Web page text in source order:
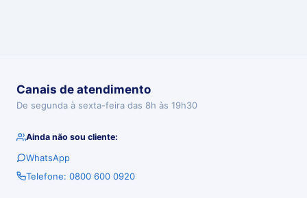
Canais de atendimento
De segunda à sexta-feira das 8h às 19h30
Ainda não sou cliente:
WhatsApp
Telefone: 0800 600 0920